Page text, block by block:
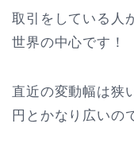
取引をしている人
世界の中心です！
直近の変動幅は狭
円とかなり広いの